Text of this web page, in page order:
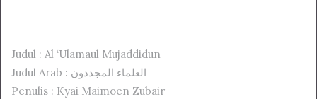
Judul : Al ‘Ulamaul Mujaddidun
Judul Arab : العلماء المجددون
Penulis : Kyai Maimoen Zubair